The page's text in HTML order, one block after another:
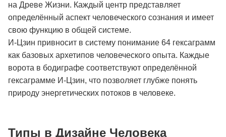
на Древе Жизни. Каждый центр представляет
определённый аспект человеческого сознания и имеет
свою функцию в общей системе.
И-Цзин привносит в систему понимание 64 гексаграмм
как базовых архетипов человеческого опыта. Каждые
ворота в бодиграфе соответствуют определённой
гексаграмме И-Цзин, что позволяет глубже понять
природу энергетических потоков в человеке.
Типы в Дизайне Человека